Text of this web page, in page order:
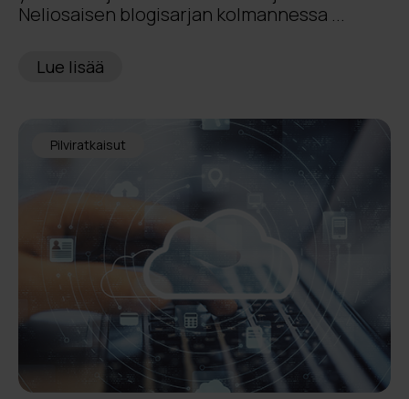
Neliosaisen blogisarjan kolmannessa ...
Lue lisää
Pilviratkaisut